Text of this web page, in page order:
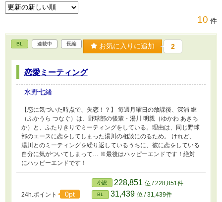
10 件
BL 連載中 長編 お気に入りに追加 2
恋愛ミーティング
水野七緒
【恋に気づいた時点で、失恋！？】 毎週月曜日の放課後、深浦 継
（ふかうら つなぐ）は、野球部の後輩・湯川 明親（ゆかわ あきち
か）と、ふたりきりでミーティングをしている。理由は、同じ野球
部のエースに恋をしてしまった湯川の相談にのるため。 けれど、
湯川とのミーティングを繰り返しているうちに、彼に恋をしている
自分に気がついてしまって… ※最後はハッピーエンドです！絶対
にハッピーエンドです！
24h.ポイント 0pt
小説 228,851 位 / 228,851件
BL 31,439 位 / 31,439件